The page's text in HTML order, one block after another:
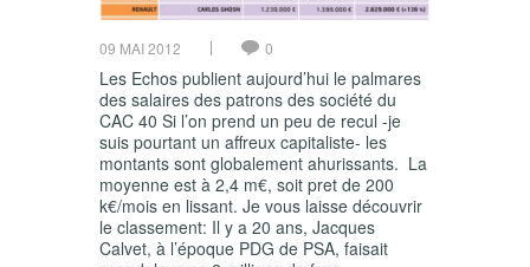
09 MAI 2012 0
Les Echos publient aujourd’hui le palmares
des salaires des patrons des société du
CAC 40 Si l’on prend un peu de recul -je
suis pourtant un affreux capitaliste- les
montants sont globalement ahurissants. La
moyenne est à 2,4 m€, soit pret de 200
k€/mois en lissant. Je vous laisse découvrir
le classement: Il y a 20 ans, Jacques
Calvet, à l’époque PDG de PSA, faisait